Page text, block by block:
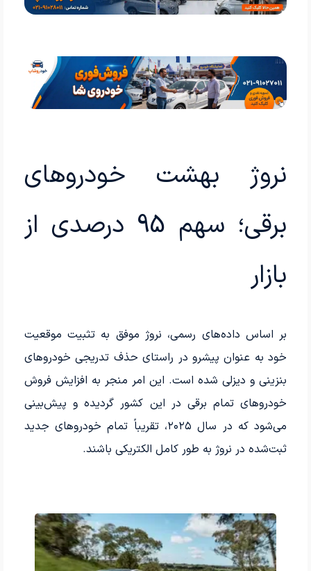
نروژ بهشت خودروهای
برقی؛ سهم 95 درصدی از
بازار
بر اساس داده‌های رسمی، نروژ موفق به تثبیت موقعیت
خود به عنوان پیشرو در راستای حذف تدریجی خودروهای
بنزینی و دیزلی شده است. این امر منجر به افزایش فروش
خودروهای تمام برقی در این کشور گردیده و پیش‌بینی
می‌شود که در سال ۲۰۲۵، تقریباً تمام خودروهای جدید
ثبت‌شده در نروژ به طور کامل الکتریکی باشند.